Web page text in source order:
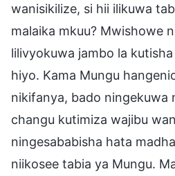
wanisikilize, si hii ilikuwa
malaika mkuu? Mwishowe
lilivyokuwa jambo la
hiyo. Kama Mungu
nikifanya, bado ningekuwa
changu kutimiza wajibu
ningesababisha hata
niikosee tabia ya Mungu.